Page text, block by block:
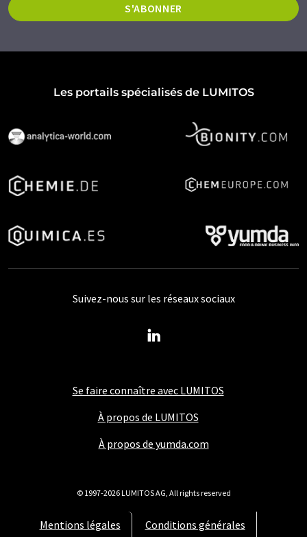
S'ABONNER
Les portails spécialisés de LUMITOS
Se faire connaître avec LUMITOS
À propos de LUMITOS
À propos de yumda.com
Mentions légales Conditions générales
Suivez-nous sur les réseaux sociaux
© 1997-2026 LUMITOS AG, All rights reserved